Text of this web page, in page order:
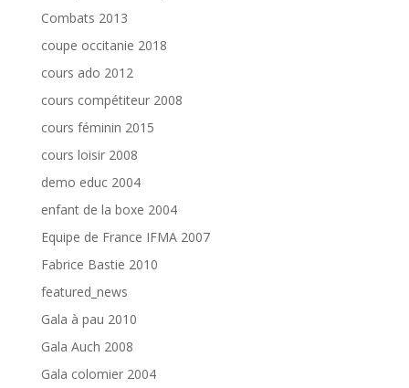
Combats 2013
coupe occitanie 2018
cours ado 2012
cours compétiteur 2008
cours féminin 2015
cours loisir 2008
demo educ 2004
enfant de la boxe 2004
Equipe de France IFMA 2007
Fabrice Bastie 2010
featured_news
Gala à pau 2010
Gala Auch 2008
Gala colomier 2004